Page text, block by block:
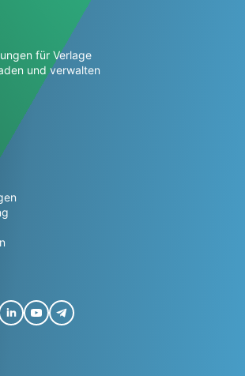
für Verlage
und verwalten